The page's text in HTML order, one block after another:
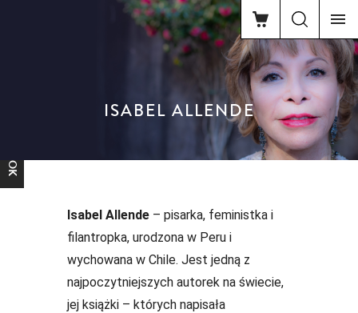
ISABEL ALLENDE
FACEBOOK
Isabel Allende – pisarka, feministka i
filantropka, urodzona w Peru i
wychowana w Chile. Jest jedną z
najpoczytniejszych autorek na świecie,
jej książki – których napisała